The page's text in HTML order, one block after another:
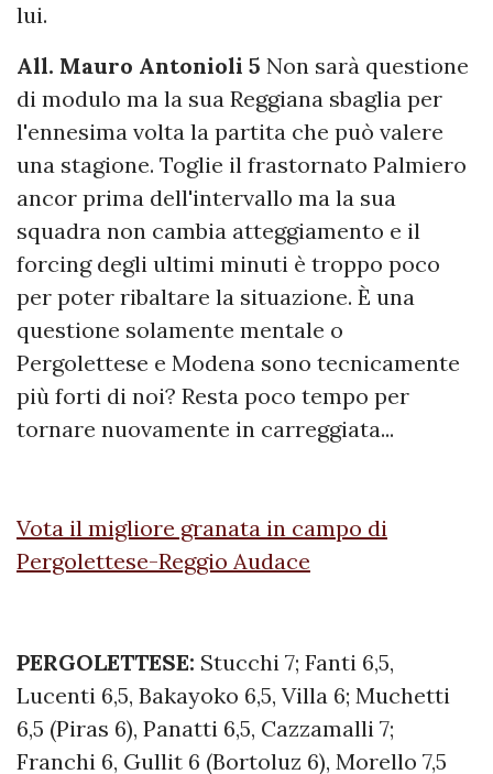
lui.
All. Mauro Antonioli 5 Non sarà questione
di modulo ma la sua Reggiana sbaglia per
l'ennesima volta la partita che può valere
una stagione. Toglie il frastornato Palmiero
ancor prima dell'intervallo ma la sua
squadra non cambia atteggiamento e il
forcing degli ultimi minuti è troppo poco
per poter ribaltare la situazione. È una
questione solamente mentale o
Pergolettese e Modena sono tecnicamente
più forti di noi? Resta poco tempo per
tornare nuovamente in carreggiata...
Vota il migliore granata in campo di
Pergolettese-Reggio Audace
PERGOLETTESE: Stucchi 7; Fanti 6,5,
Lucenti 6,5, Bakayoko 6,5, Villa 6; Muchetti
6,5 (Piras 6), Panatti 6,5, Cazzamalli 7;
Franchi 6, Gullit 6 (Bortoluz 6), Morello 7,5